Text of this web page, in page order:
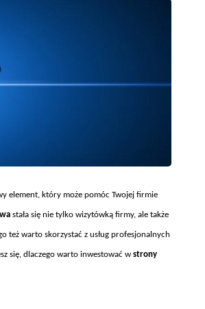
element, który może pomóc Twojej firmie
stała się nie tylko wizytówką firmy, ale także
też warto skorzystać z usług profesjonalnych
się, dlaczego warto inwestować w strony